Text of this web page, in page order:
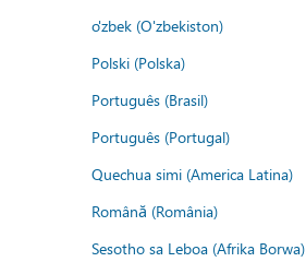
o'zbek (O'zbekiston)
Polski (Polska)
Português (Brasil)
Português (Portugal)
Quechua simi (America Latina)
Română (România)
Sesotho sa Leboa (Afrika Borwa)